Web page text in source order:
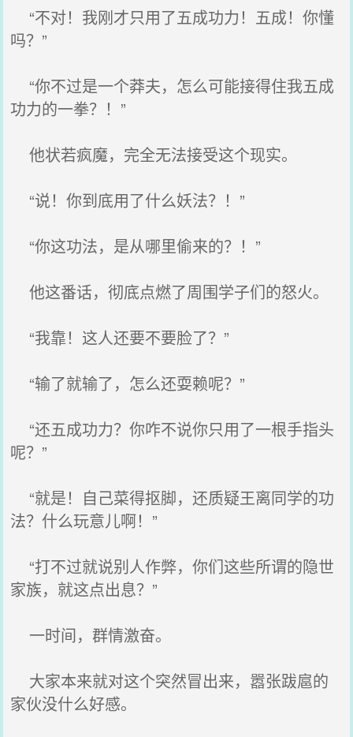
“不对！我刚才只用了五成功力！五成！你懂
吗？”
“你不过是一个莽夫，怎么可能接得住我五成
功力的一拳？！”
他状若疯魔，完全无法接受这个现实。
“说！你到底用了什么妖法？！”
“你这功法，是从哪里偷来的？！”
他这番话，彻底点燃了周围学子们的怒火。
“我靠！这人还要不要脸了？”
“输了就输了，怎么还耍赖呢？”
“还五成功力？你咋不说你只用了一根手指头
呢？”
“就是！自己菜得抠脚，还质疑王离同学的功
法？什么玩意儿啊！”
“打不过就说别人作弊，你们这些所谓的隐世
家族，就这点出息？”
一时间，群情激奋。
大家本来就对这个突然冒出来，嚣张跋扈的
家伙没什么好感。